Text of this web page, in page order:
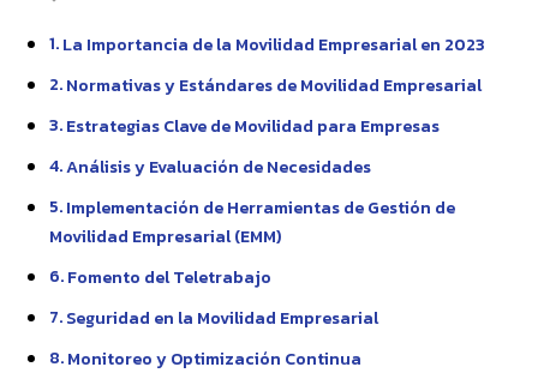
La Importancia de la Movilidad Empresarial en 2023
Normativas y Estándares de Movilidad Empresarial
Estrategias Clave de Movilidad para Empresas
Análisis y Evaluación de Necesidades
Implementación de Herramientas de Gestión de
Movilidad Empresarial (EMM)
Fomento del Teletrabajo
Seguridad en la Movilidad Empresarial
Monitoreo y Optimización Continua